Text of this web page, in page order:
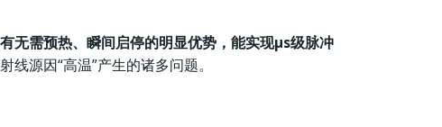
无需预热、瞬间启停的明显优势，能实现μs级脉冲
源因“高温”产生的诸多问题。